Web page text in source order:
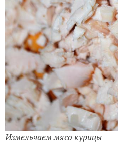
Измельчаем мясо курицы